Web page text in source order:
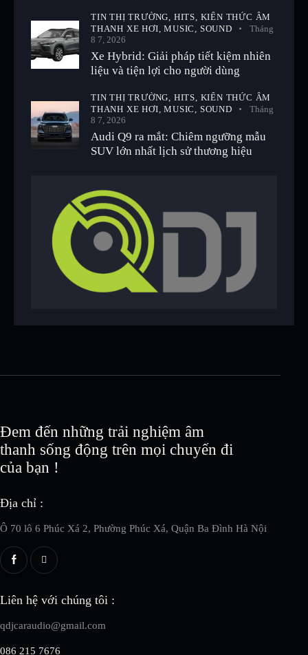
TIN THỊ TRƯỜNG, HITS, KIẾN THỨC ÂM
THANH XE HƠI,MUSIC, SOUND
Tháng
8 7, 2026
Xe Hybrid: Giải pháp tiết kiệm nhiên
liệu và tiện lợi cho người dùng
TIN THỊ TRƯỜNG, HITS, KIẾN THỨC ÂM
THANH XE HƠI,MUSIC, SOUND
Tháng
8 7, 2026
Audi Q9 ra mắt: Chiêm ngưỡng mẫu
SUV lớn nhất lịch sử thương hiệu
Đem đến những trải nghiệm âm
thanh sống động trên mọi chuyến đi
của bạn !
Địa chỉ :
Ô 70 lô 6 Phúc Xá 2, Phường Phúc Xá, Quận Ba Đình Hà Nội
Liên hệ với chúng tôi :
qdjcaraudio@gmail.com
086 215 7676